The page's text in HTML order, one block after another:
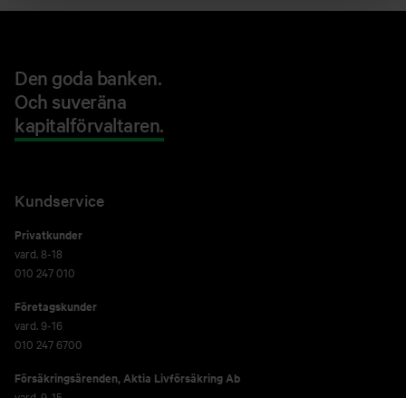
Den goda banken.
Och suveräna
kapitalförvaltaren.
Kundservice
Privatkunder
vard. 8-18
010 247 010
Företagskunder
vard. 9-16
010 247 6700
Försäkringsärenden,Aktia Livförsäkring Ab